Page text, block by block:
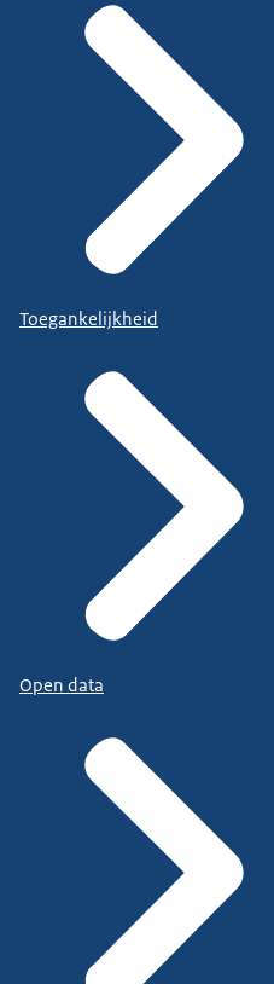
Toegankelijkheid
Open data